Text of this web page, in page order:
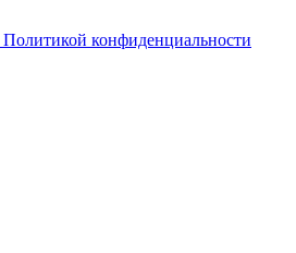
Политикой конфиденциальности